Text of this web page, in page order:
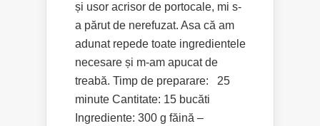
și usor acrisor de portocale, mi s-
a părut de nerefuzat. Asa că am
adunat repede toate ingredientele
necesare și m-am apucat de
treabă. Timp de preparare: 25
minute Cantitate: 15 bucăti
Ingrediente: 300 g făină –